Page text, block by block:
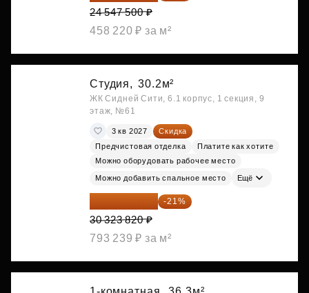
24 547 500 ₽
458 220 ₽ за м²
Студия, 30.2м²
ЖК Сидней Сити, 6.1 корпус, 1 секция, 9
этаж, №61
3 кв 2027
Скидка
Предчистовая отделка
Платите как хотите
Можно оборудовать рабочее место
Можно добавить спальное место Ещё
23 955 818 ₽ -21%
30 323 820 ₽
793 239 ₽ за м²